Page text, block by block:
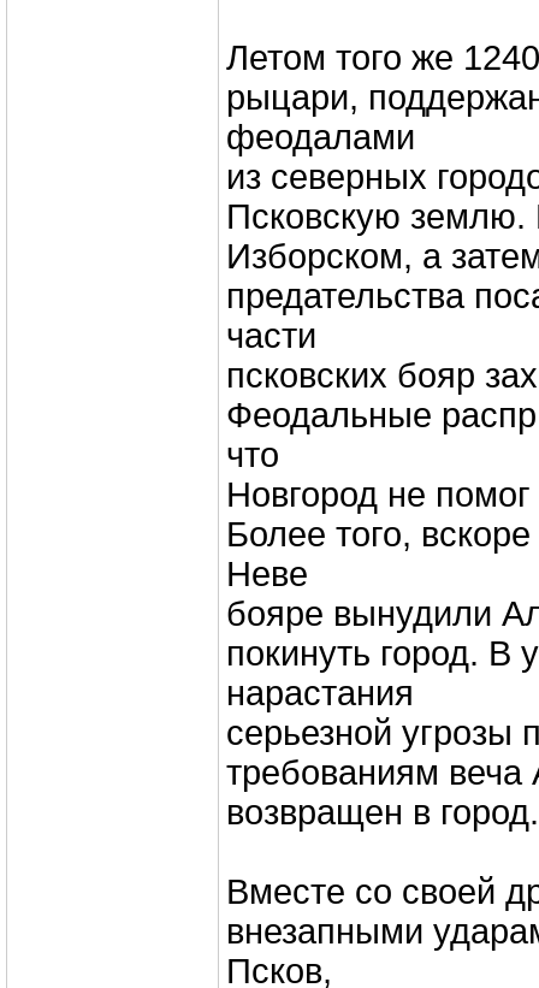
Летом того же
рыцари,
феодалами
из северных
Псковскую
Изборском, а
предательства
части
псковских бояр
Феодальные
что
Новгород не
Более того,
Неве
бояре вынудили
покинуть город. В
нарастания
серьезной угрозы
требованиям
возвращен в город.
Вместе со своей
внезапными
Псков,